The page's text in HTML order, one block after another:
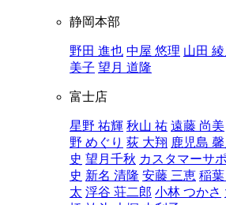
静岡本部
野田 進也 中屋 悠理 山田
美子 望月 道隆
富士店
星野 祐輝 秋山 祐 遠藤 尚美
野 めぐり 荻 大翔 鹿児島 馨
史 望月千秋 カスタマーサ
史 新名 清隆 安藤 三恵 稲
太 浮谷 荘二郎 小林 つかさ